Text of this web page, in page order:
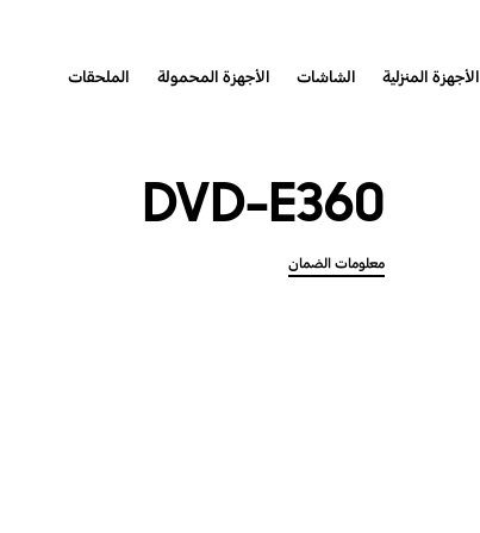
الأجهزة المنزلية الشاشات الأجهزة المحمولة الملحقات
DVD-E360
معلومات الضمان